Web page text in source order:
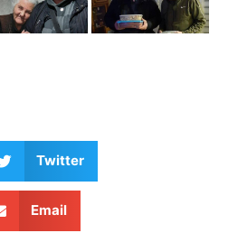
Twitter
Email